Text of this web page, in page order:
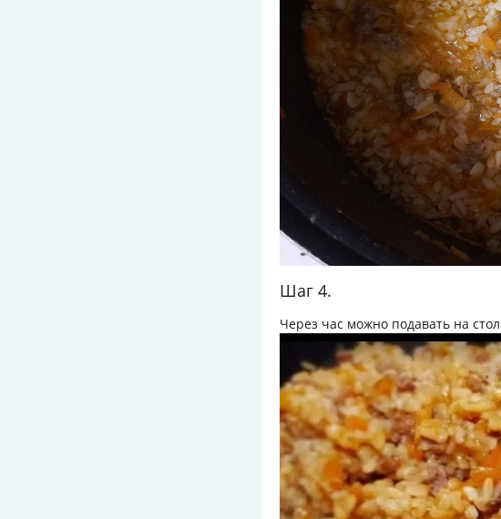
Шаг 4.
Через час можно подавать на стол